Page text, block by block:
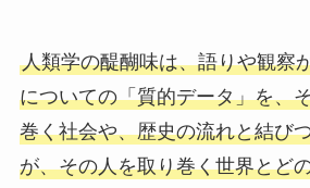
人類学の醍醐味は、語りや観察
についての「質的データ」を、
巻く社会や、歴史の流れと結び
が、その人を取り巻く世界とど